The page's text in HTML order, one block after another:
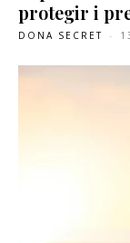
protegir i
DONA SECRET -